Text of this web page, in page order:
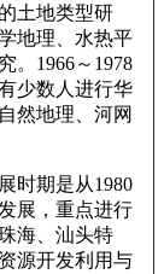
土地类型研
地理、水热平
。1966～1978
少数人进行华
然地理、河网
时期是从1980
展，重点进行
海、汕头特
源开发利用与